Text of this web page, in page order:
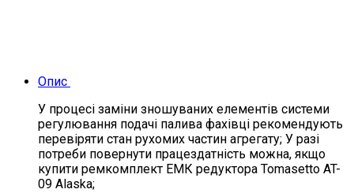
Опис
У процесі заміни зношуваних елементів системи
регулювання подачі палива фахівці рекомендують
перевіряти стан рухомих частин агрегату; У разі
потреби повернути працездатність можна, якщо
купити ремкомплект ЕМК редуктора Tomasetto AT-
09 Alaska;